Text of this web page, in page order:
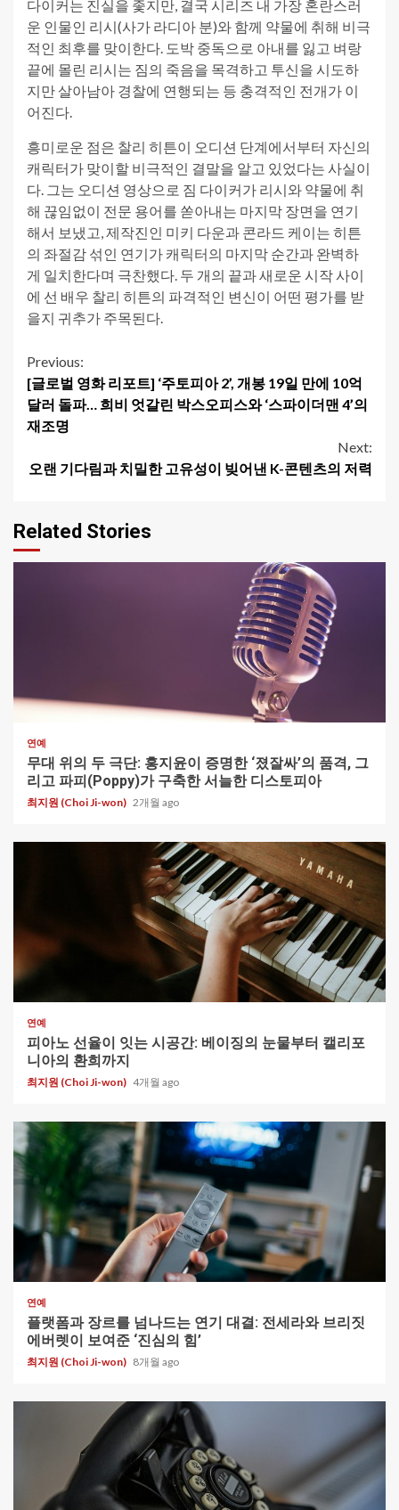
다이커는 진실을 좇지만, 결국 시리즈 내 가장 혼란스러
운 인물인 리시(사가 라디아 분)와 함께 약물에 취해 비극
적인 최후를 맞이한다. 도박 중독으로 아내를 잃고 벼랑
끝에 몰린 리시는 짐의 죽음을 목격하고 투신을 시도하
지만 살아남아 경찰에 연행되는 등 충격적인 전개가 이
어진다.
흥미로운 점은 찰리 히튼이 오디션 단계에서부터 자신의
캐릭터가 맞이할 비극적인 결말을 알고 있었다는 사실이
다. 그는 오디션 영상으로 짐 다이커가 리시와 약물에 취
해 끊임없이 전문 용어를 쏟아내는 마지막 장면을 연기
해서 보냈고, 제작진인 미키 다운과 콘라드 케이는 히튼
의 좌절감 섞인 연기가 캐릭터의 마지막 순간과 완벽하
게 일치한다며 극찬했다. 두 개의 끝과 새로운 시작 사이
에 선 배우 찰리 히튼의 파격적인 변신이 어떤 평가를 받
을지 귀추가 주목된다.
Continue
Reading
Previous:
[글로벌 영화 리포트] ‘주토피아 2’, 개봉 19일 만에 10억
달러 돌파… 희비 엇갈린 박스오피스와 ‘스파이더맨 4’의
재조명
Next:
오랜 기다림과 치밀한 고유성이 빚어낸 K-콘텐츠의 저력
Related Stories
1 min read
연예
무대 위의 두 극단: 홍지윤이 증명한 ‘졌잘싸’의 품격, 그
리고 파피(Poppy)가 구축한 서늘한 디스토피아
최지원 (Choi Ji-won) 2개월 ago
1 min read
연예
피아노 선율이 잇는 시공간: 베이징의 눈물부터 캘리포
니아의 환희까지
최지원 (Choi Ji-won) 4개월 ago
1 min read
연예
플랫폼과 장르를 넘나드는 연기 대결: 전세라와 브리짓
에버렛이 보여준 ‘진심의 힘’
최지원 (Choi Ji-won) 8개월 ago